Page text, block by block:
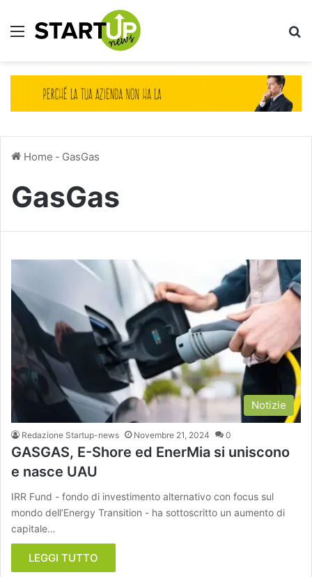
Menu
Home - GasGas
GasGas
Notizie
Redazione Startup-news Novembre 21, 2024 0
GASGAS, E-Shore ed EnerMia si uniscono
e nasce UAU
IRR Fund - fondo di investimento alternativo con focus sul
mondo dell’Energy Transition - ha sottoscritto un aumento di
capitale…
LEGGI TUTTO